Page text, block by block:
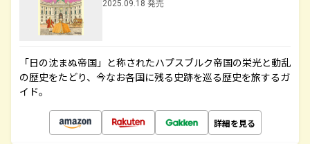
2025.09.18 発売
「日の沈まぬ帝国」と称されたハプスブルク帝国の栄光と動乱
の歴史をたどり、今なお各国に残る史跡を巡る歴史を旅するガ
イド。
詳細を見る